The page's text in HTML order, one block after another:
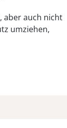
aber auch nicht
umziehen,